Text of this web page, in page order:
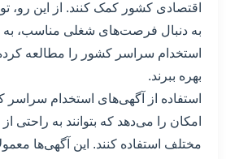
اقتصادی کشور کمک کنند. از این رو،
به دنبال فرصت‌های شغلی مناسب،
استخدام سراسر کشور را مطالعه
بهره ببرند.
استفاده از آگهی‌های استخدام سراسر
امکان را می‌دهد که بتوانند به
مختلف استفاده کنند. این آگهی‌ها